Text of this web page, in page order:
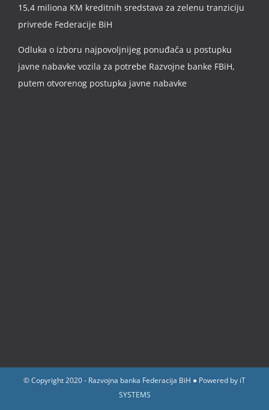
15,4 miliona KM kreditnih sredstava za zelenu tranziciju
privrede Federacije BiH
Odluka o izboru najpovoljnijeg ponuđača u postupku
javne nabavke vozila za potrebe Razvojne banke FBiH,
putem otvorenog postupka javne nabavke
© Copyright 2020 - Razvojna banka Federacija BiH ● Powered by iT
SYSTEMS